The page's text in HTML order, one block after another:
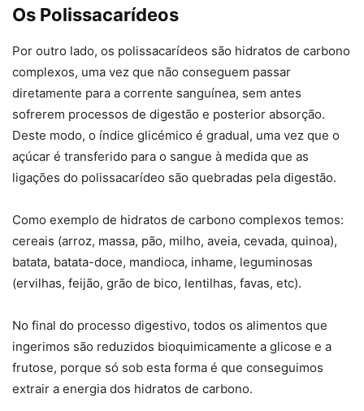
Os Polissacarídeos
Por outro lado, os polissacarídeos são hidratos de carbono
complexos, uma vez que não conseguem passar
diretamente para a corrente sanguínea, sem antes
sofrerem processos de digestão e posterior absorção.
Deste modo, o índice glicémico é gradual, uma vez que o
açúcar é transferido para o sangue à medida que as
ligações do polissacarídeo são quebradas pela digestão.
Como exemplo de hidratos de carbono complexos temos:
cereais (arroz, massa, pão, milho, aveia, cevada, quinoa),
batata, batata-doce, mandioca, inhame, leguminosas
(ervilhas, feijão, grão de bico, lentilhas, favas, etc).
No final do processo digestivo, todos os alimentos que
ingerimos são reduzidos bioquimicamente a glicose e a
frutose, porque só sob esta forma é que conseguimos
extrair a energia dos hidratos de carbono.